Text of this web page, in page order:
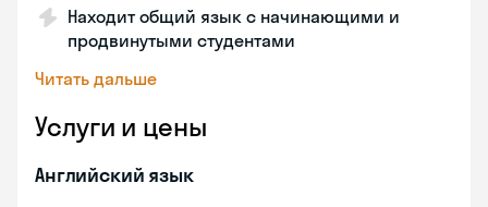
Находит общий язык с начинающими и
продвинутыми студентами
Читать дальше
Услуги и цены
Английский язык